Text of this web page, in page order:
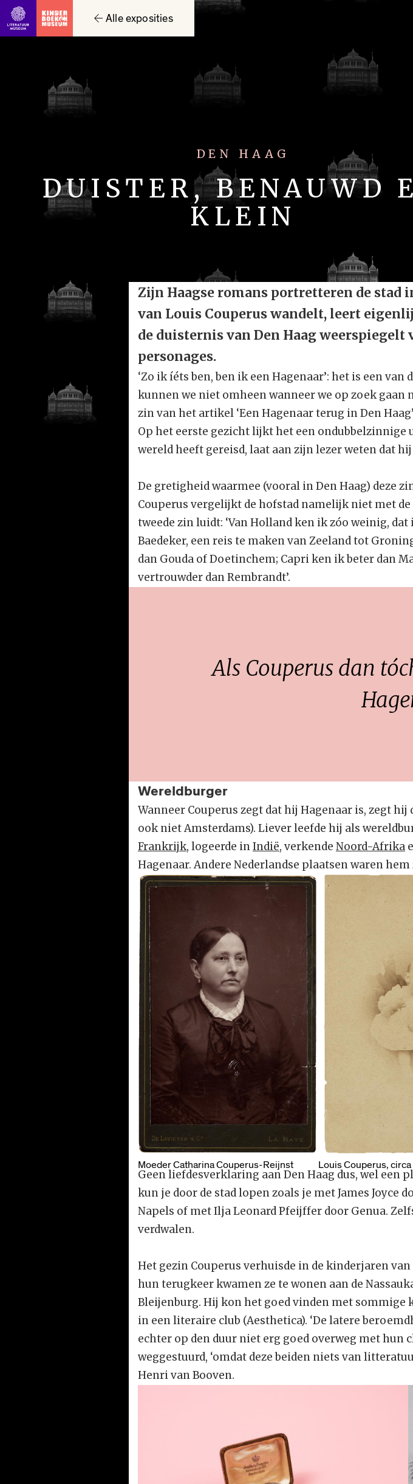
Ga direct naar inhoud Alle exposities
DEN HAAG
DUISTER, BENAUWD
KLEIN
Zijn Haagse romans portretteren de stad
van Louis Couperus wandelt, leert
de duisternis van Den Haag
personages.
‘Zo ik íéts ben, ben ik een Hagenaar’: het is een
kunnen we niet omheen wanneer we op zoek gaan
zin van het artikel ‘Een Hagenaar terug in Den
Op het eerste gezicht lijkt het een ondubbelzinnige
wereld heeft gereisd, laat aan zijn lezer weten dat
De gretigheid waarmee (vooral in Den Haag) deze
Couperus vergelijkt de hofstad namelijk niet met de
tweede zin luidt: ‘Van Holland ken ik zóo weinig,
Baedeker, een reis te maken van Zeeland tot
dan Gouda of Doetinchem; Capri ken ik beter dan
vertrouwder dan Rembrandt’.
Als Couperus dan
Wereldburger
Wanneer Couperus zegt dat hij Hagenaar is, zegt
ook niet Amsterdams). Liever leefde hij als
Frankrijk, logeerde inIndië, verkende Noord-Afrika
Hagenaar. Andere Nederlandse plaatsen waren
Moeder Catharina Couperus-Reijnst Louis Couperus,
Geen liefdesverklaring aan Den Haag dus, wel een
kun je door de stad lopen zoals je met James Joyce
Napels of met Ilja Leonard Pfeijffer door Genua.
verdwalen.
Het gezin Couperus verhuisde in de kinderjaren
hun terugkeer kwamen ze te wonen aan de
Bleijenburg. Hij kon het goed vinden met sommige
in een literaire club (Aesthetica). ‘De latere
echter op den duur niet erg goed overweg met hun
weggestuurd, ‘omdat deze beiden niets van
Henri van Booven.